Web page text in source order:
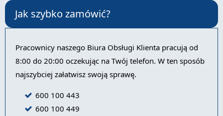
Jak szybko zamówić?
Pracownicy naszego Biura Obsługi Klienta pracują od
8:00 do 20:00 oczekując na Twój telefon. W ten sposób
najszybciej załatwisz swoją sprawę.
600 100 443
600 100 449